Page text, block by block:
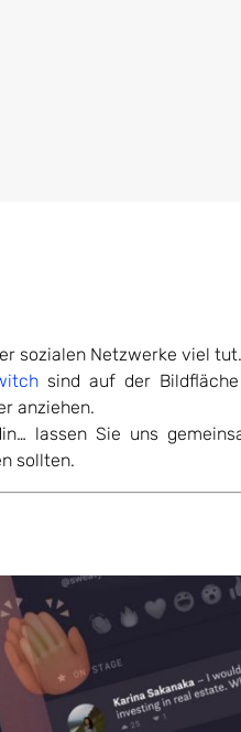
sozialen Netzwerke viel tut.
sind auf der
anziehen.
lassen Sie uns
sollten.